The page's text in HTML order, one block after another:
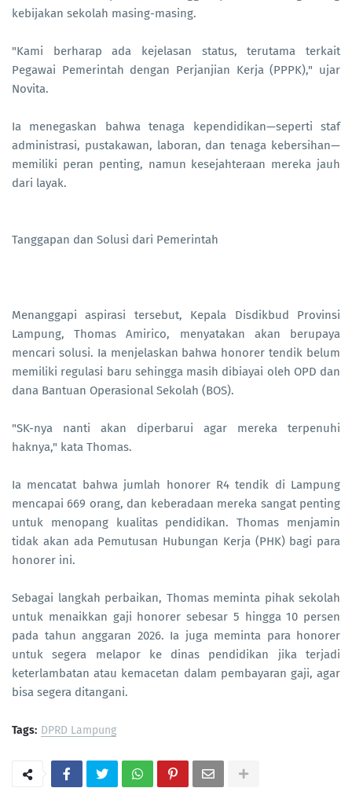
kebijakan sekolah masing-masing.
"Kami berharap ada kejelasan status, terutama terkait
Pegawai Pemerintah dengan Perjanjian Kerja (PPPK)," ujar
Novita.
Ia menegaskan bahwa tenaga kependidikan—seperti staf
administrasi, pustakawan, laboran, dan tenaga kebersihan—
memiliki peran penting, namun kesejahteraan mereka jauh
dari layak.
Tanggapan dan Solusi dari Pemerintah
Menanggapi aspirasi tersebut, Kepala Disdikbud Provinsi
Lampung, Thomas Amirico, menyatakan akan berupaya
mencari solusi. Ia menjelaskan bahwa honorer tendik belum
memiliki regulasi baru sehingga masih dibiayai oleh OPD dan
dana Bantuan Operasional Sekolah (BOS).
"SK-nya nanti akan diperbarui agar mereka terpenuhi
haknya," kata Thomas.
Ia mencatat bahwa jumlah honorer R4 tendik di Lampung
mencapai 669 orang, dan keberadaan mereka sangat penting
untuk menopang kualitas pendidikan. Thomas menjamin
tidak akan ada Pemutusan Hubungan Kerja (PHK) bagi para
honorer ini.
Sebagai langkah perbaikan, Thomas meminta pihak sekolah
untuk menaikkan gaji honorer sebesar 5 hingga 10 persen
pada tahun anggaran 2026. Ia juga meminta para honorer
untuk segera melapor ke dinas pendidikan jika terjadi
keterlambatan atau kemacetan dalam pembayaran gaji, agar
bisa segera ditangani.
Tags: DPRD Lampung